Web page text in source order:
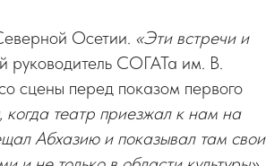
Осетии. «Эти встречи и
руководитель СОГАТа им. В.
сцены перед показом первого
театр приезжал к нам на
Абхазию и показывал там свои